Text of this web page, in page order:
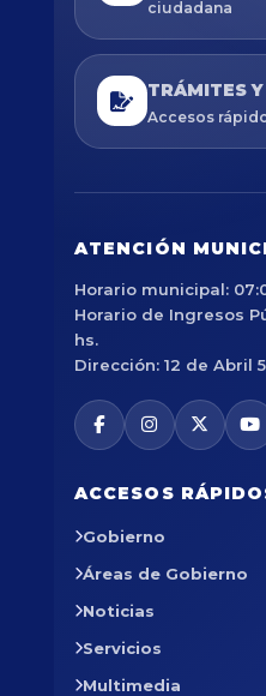
ciudadana
TRÁMITES
Accesos
ATENCIÓN
Horario municipal:
Horario de Ingresos
hs.
Dirección: 12 de Abril
ACCESOS
Gobierno
Áreas de Gobierno
Noticias
Servicios
Multimedia